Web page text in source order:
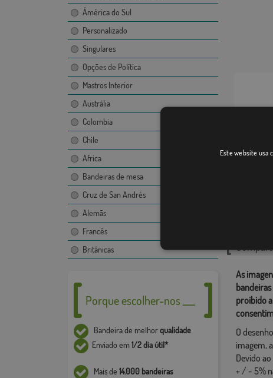
Ámérica do Sul
Personalizado
Singulares
Opções de Política
Mastros Interior
Austrália
Colombia
Chile
Africa
Bandeiras de mesa
Cruz de San Andrés
Alemãs
Francês
Britânicas
Porque escolher-nos ___
Bandeira de melhorqualidade
Enviado em1/2 dia útil*
Mais de 14.000 bandeiras
Hernán-
As
proibido
O
imagem,
Devido
+ / - 5%
Este website usa